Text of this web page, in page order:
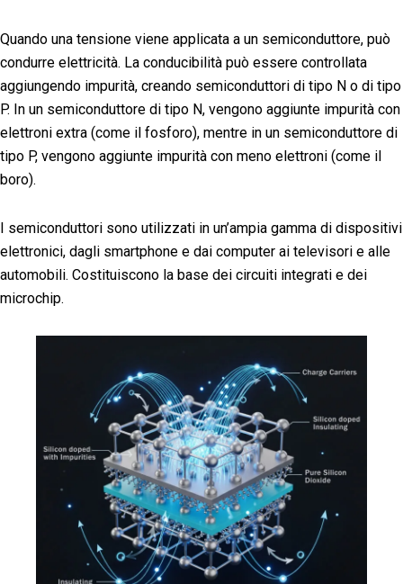
Quando una tensione viene applicata a un semiconduttore, può
condurre elettricità. La conducibilità può essere controllata
aggiungendo impurità, creando semiconduttori di tipo N o di tipo
P. In un semiconduttore di tipo N, vengono aggiunte impurità con
elettroni extra (come il fosforo), mentre in un semiconduttore di
tipo P, vengono aggiunte impurità con meno elettroni (come il
boro).
I semiconduttori sono utilizzati in un’ampia gamma di dispositivi
elettronici, dagli smartphone e dai computer ai televisori e alle
automobili. Costituiscono la base dei circuiti integrati e dei
microchip.